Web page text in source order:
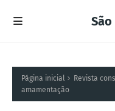
Página inicial
Revista
amamentação